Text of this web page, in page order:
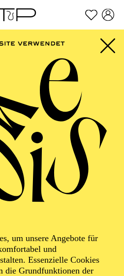
Zum Footer springen
um unsere Angebote für
und
Essenzielle Cookies
die Grundfunktionen der